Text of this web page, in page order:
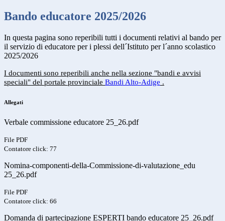
Bando educatore 2025/2026
In questa pagina sono reperibili tutti i documenti relativi al bando per
il servizio di educatore per i plessi dell´Istituto per l´anno scolastico
2025/2026
I documenti sono reperibili anche nella sezione "bandi e avvisi
speciali" del portale provinciale Bandi Alto-Adige .
Allegati
Verbale commissione educatore 25_26.pdf
File PDF
Contatore click: 77
Nomina-componenti-della-Commissione-di-valutazione_edu
25_26.pdf
File PDF
Contatore click: 66
Domanda di partecipazione ESPERTI bando educatore 25_26.pdf